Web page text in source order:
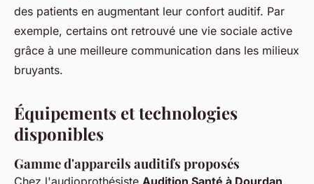
des patients en augmentant leur confort auditif. Par
exemple, certains ont retrouvé une vie sociale active
grâce à une meilleure communication dans les milieux
bruyants.
Équipements et technologies
disponibles
Gamme d'appareils auditifs proposés